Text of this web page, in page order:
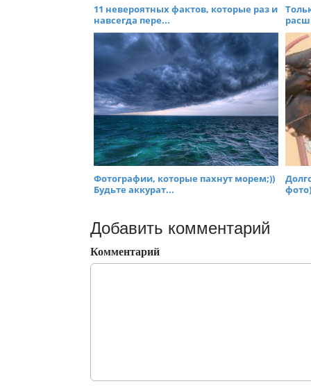
11 невероятных фактов, которые раз и
навсегда пере...
Фотографии, которые пахнут морем;))
Будьте аккурат...
Добавить комментарий
Комментарий